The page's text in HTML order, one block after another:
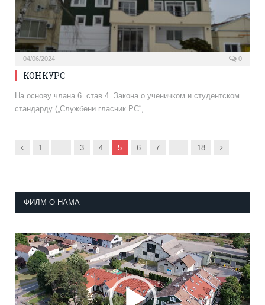
04/06/2024 0
КОНКУРС
На основу члана 6. став 4. Закона о ученичком и студентском
стандарду („Службени гласник РС“,…
Previous
1 3 4 5 6 7 18 Next
ФИЛМ О НАМА
Прегледач
видео
записа